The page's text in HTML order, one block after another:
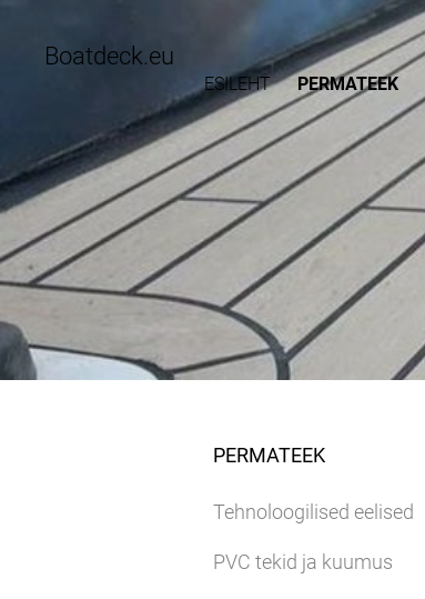
Boatdeck.eu
ESILEHT PERMATEEK
PERMATEEK
Tehnoloogilised eelised
PVC tekid ja kuumus